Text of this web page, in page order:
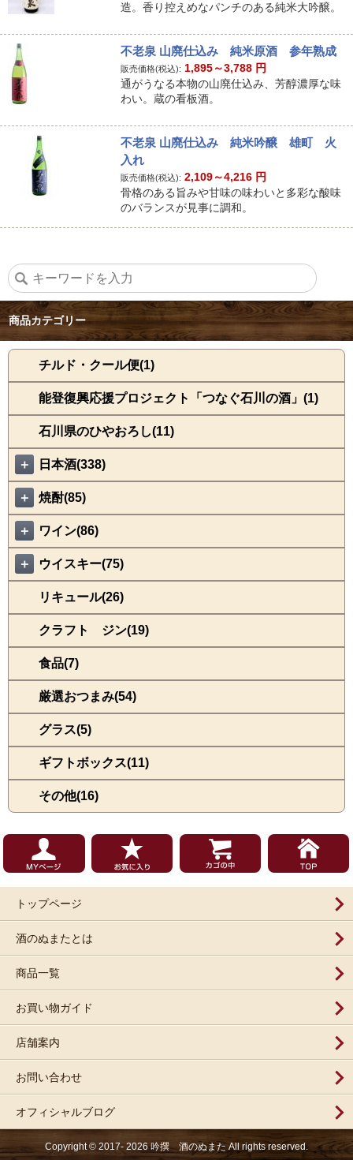
造。香り控えめなパンチのある純米大吟醸。
不老泉 山廃仕込み 純米原酒 参年熟成
販売価格(税込): 1,895～3,788 円
通がうなる本物の山廃仕込み、芳醇濃厚な味
わい。蔵の看板酒。
不老泉 山廃仕込み 純米吟醸 雄町 火
入れ
販売価格(税込): 2,109～4,216 円
骨格のある旨みや甘味の味わいと多彩な酸味
のバランスが見事に調和。
商品カテゴリー
チルド・クール便(1)
能登復興応援プロジェクト「つなぐ石川の酒」(1)
石川県のひやおろし(11)
＋ 日本酒(338)
＋ 焼酎(85)
＋ ワイン(86)
＋ ウイスキー(75)
リキュール(26)
クラフト ジン(19)
食品(7)
厳選おつまみ(54)
グラス(5)
ギフトボックス(11)
その他(16)
トップページ
酒のぬまたとは
商品一覧
お買い物ガイド
店舗案内
お問い合わせ
オフィシャルブログ
Copyright © 2017- 2026 吟撰 酒のぬまた All rights reserved.